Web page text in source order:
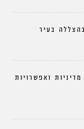
ואפשרויות